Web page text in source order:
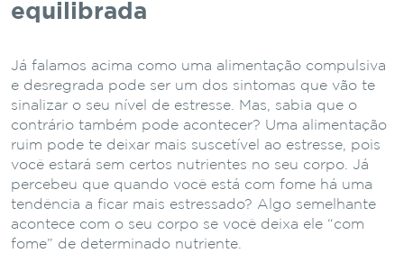
equilibrada
Já falamos acima como uma alimentação compulsiva
e desregrada pode ser um dos sintomas que vão te
sinalizar o seu nível de estresse. Mas, sabia que o
contrário também pode acontecer? Uma alimentação
ruim pode te deixar mais suscetível ao estresse, pois
você estará sem certos nutrientes no seu corpo. Já
percebeu que quando você está com fome há uma
tendência a ficar mais estressado? Algo semelhante
acontece com o seu corpo se você deixa ele “com
fome” de determinado nutriente.